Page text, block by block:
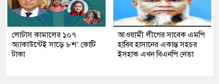
লোটাস কামালের ১০৭
অ্যাকাউন্টেই সাড়ে ৮শ’ কোটি
টাকা
আওয়ামী লীগের সাবেক এমপি
হাবিব হাসানের একান্ত সহচর
ইসহাক এখন বিএনপি নেতা